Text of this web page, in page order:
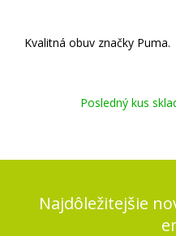
Kvalitná obuv značky Puma.
Posledný kus
Najdôležitejšie